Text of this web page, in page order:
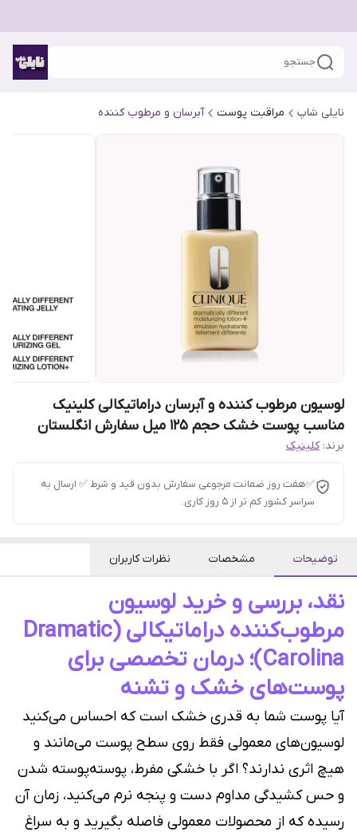
جستجو
نایلی شاپ مراقبت پوست آبرسان و مرطوب کننده
لوسیون مرطوب کننده و آبرسان دراماتیکالی کلینیک
مناسب پوست خشک حجم 125 میل سفارش انگلستان
برند: کلینیک
✅هفت روز ضمانت مرجوعی سفارش بدون قید و شرط ✅ ارسال به
سراسر کشور کم تر از 5 روز کاری.
توضیحات مشخصات نظرات کاربران
نقد، بررسی و خرید لوسیون
مرطوب‌کننده دراماتیکالی (Dramatic
Carolina)؛ درمان تخصصی برای
پوست‌های خشک و تشنه
آیا پوست شما به قدری خشک است که احساس می‌کنید
لوسیون‌های معمولی فقط روی سطح پوست می‌مانند و
هیچ اثری ندارند؟ اگر با خشکی مفرط، پوسته‌پوسته شدن
و حس کشیدگی مداوم دست و پنجه نرم می‌کنید، زمان آن
رسیده که از محصولات معمولی فاصله بگیرید و به سراغ